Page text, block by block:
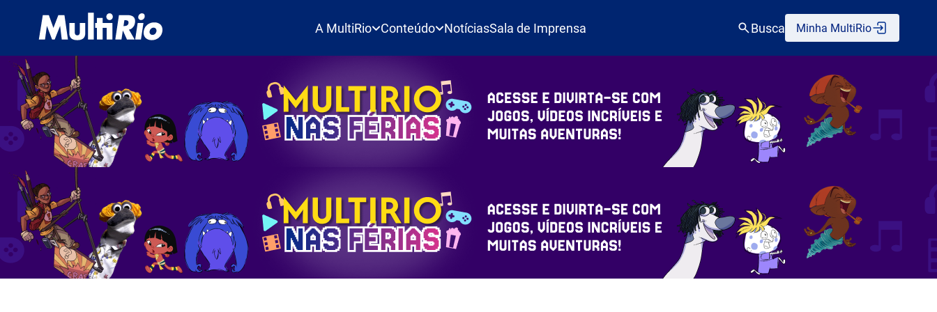
A MultiRio Conteúdo NotíciasSala de Imprensa Busca Minha MultiRio